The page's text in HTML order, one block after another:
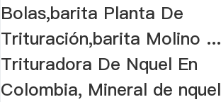
Bolas,barita Planta De
Trituración,barita Molino ...
Trituradora De Nquel En
Colombia, Mineral de nquel